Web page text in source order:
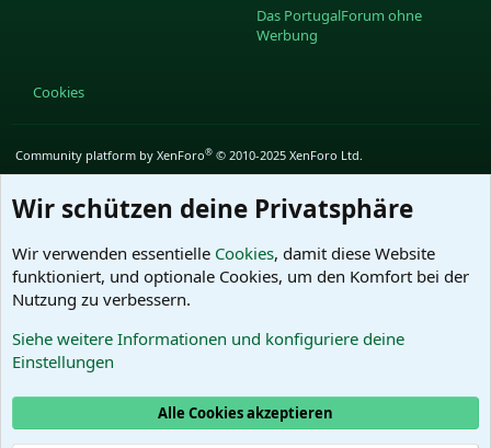
Das PortugalForum ohne
Werbung
Cookies
Community platform by XenForo® © 2010-2025 XenForo Ltd.
Wir schützen deine Privatsphäre
Wir verwenden essentielle Cookies, damit diese Website
funktioniert, und optionale Cookies, um den Komfort bei der
Nutzung zu verbessern.
Siehe weitere Informationen und konfiguriere deine
Einstellungen
Alle Cookies akzeptieren